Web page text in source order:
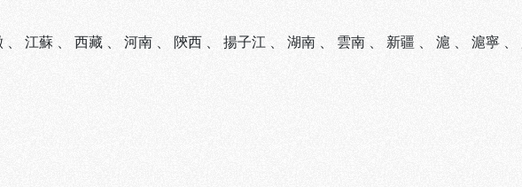
、 江蘇 、 西藏 、 河南 、 陝西 、 揚子江 、 湖南 、 雲南 、 新疆 、 滬 、 滬寧 、